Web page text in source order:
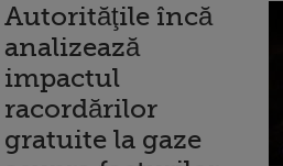
Autorităţile încă
analizează
impactul
racordărilor
gratuite la gaze